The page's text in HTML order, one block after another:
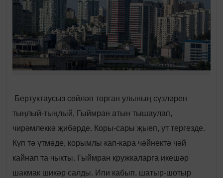
Бертуктаусыз сөйләп торган улының сүзләрен
тыңлый-тыңлый, Гыймран атын тышаулап,
чирәмлеккә җибәрде. Коры-сары җыеп, ут тергезде.
Күп тә үтмәде, корымлы кап-кара чәйнектә чәй
кайнап та чыкты. Гыймран кружкаларга икешәр
шакмак шикәр салды. Ипи кабып, шатыр-шотыр